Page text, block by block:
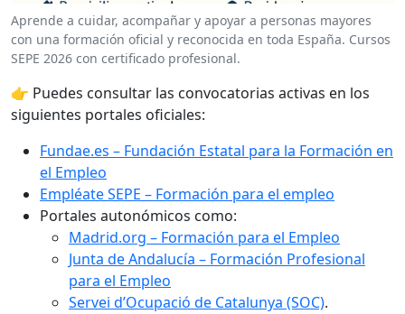
Aprende a cuidar, acompañar y apoyar a personas mayores
con una formación oficial y reconocida en toda España. Cursos
SEPE 2026 con certificado profesional.
👉 Puedes consultar las convocatorias activas en los
siguientes portales oficiales:
Fundae.es – Fundación Estatal para la Formación en
el Empleo
Empléate SEPE – Formación para el empleo
Portales autonómicos como:
Madrid.org – Formación para el Empleo
Junta de Andalucía – Formación Profesional
para el Empleo
Servei d’Ocupació de Catalunya (SOC).